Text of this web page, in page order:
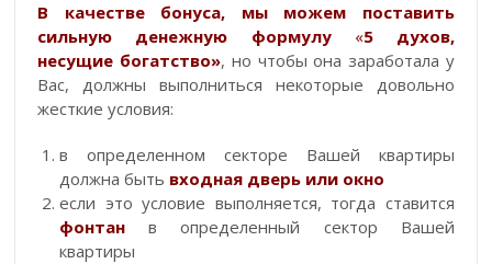
В качестве бонуса, мы можем поставить
сильную денежную формулу«5 духов,
несущие богатство», но чтобы она заработала у
Вас, должны выполниться некоторые довольно
жесткие условия:
в определенном секторе Вашей квартиры
должна быть входная дверь или окно
если это условие выполняется, тогда ставится
фонтан
в определенный сектор Вашей
квартиры